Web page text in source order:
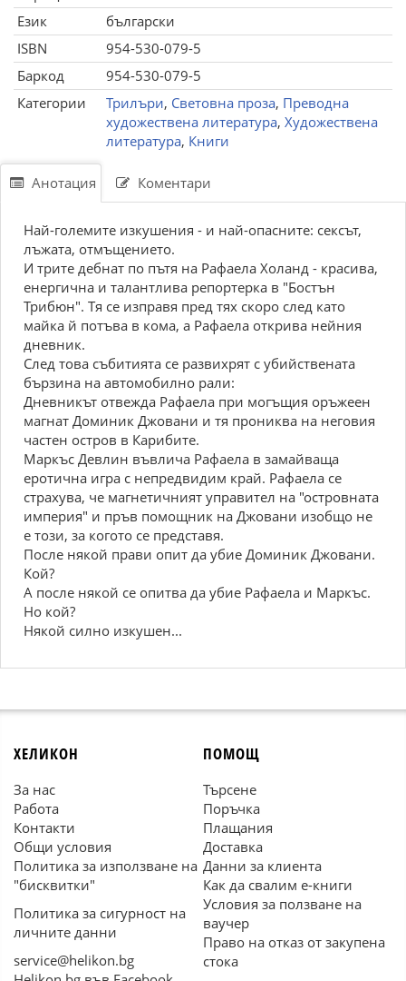
Език
български
ISBN
954-530-079-5
Баркод
954-530-079-5
Категории
Трилъри, Световна проза, Преводна
художествена литература, Художествена
литература, Книги
Анотация Коментари
Най-големите изкушения - и най-опасните: сексът,
лъжата, отмъщението.
И трите дебнат по пътя на Рафаела Холанд - красива,
енергична и талантлива репортерка в "Бостън
Трибюн". Тя се изправя пред тях скоро след като
майка й потъва в кома, а Рафаела открива нейния
дневник.
След това събитията се развихрят с убийствената
бързина на автомобилно рали:
Дневникът отвежда Рафаела при могъщия оръжеен
магнат Доминик Джовани и тя прониква на неговия
частен остров в Карибите.
Маркъс Девлин въвлича Рафаела в замайваща
еротична игра с непредвидим край. Рафаела се
страхува, че магнетичният управител на "островната
империя" и пръв помощник на Джовани изобщо не
е този, за когото се представя.
После някой прави опит да убие Доминик Джовани.
Кой?
А после някой се опитва да убие Рафаела и Маркъс.
Но кой?
Някой силно изкушен...
ХЕЛИКОН
За нас
Работа
Контакти
Общи условия
Политика за използване на
"бисквитки"
Политика за сигурност на
личните данни
service@helikon.bg
ПОМОЩ
Търсене
Поръчка
Плащания
Доставка
Данни за клиента
Как да свалим е-книги
Условия за ползване на
ваучер
Право на отказ от закупена
стока